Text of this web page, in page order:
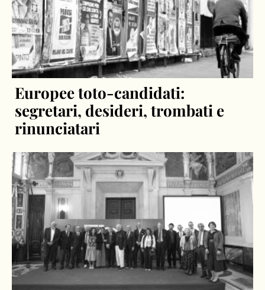
Europee toto-candidati:
segretari, desideri, trombati e
rinunciatari